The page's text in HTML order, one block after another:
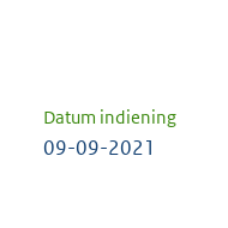
Datum indiening
09-09-2021